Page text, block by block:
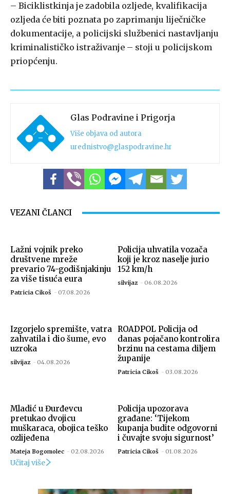
– Biciklistkinja je zadobila ozljede, kvalifikacija
ozljeda će biti poznata po zaprimanju liječničke
dokumentacije, a policijski službenici nastavljanju
kriminalističko istraživanje – stoji u policijskom
priopćenju.
Glas Podravine i Prigorja
Više objava od autora
urednistvo@glaspodravine.hr
VEZANI ČLANCI
Lažni vojnik preko
društvene mreže
prevario 74-godišnjakinju
za više tisuća eura
Patricia Cikoš - 07.08.2026
Policija uhvatila vozača
koji je kroz naselje jurio
152 km/h
silvijaz - 06.08.2026
Izgorjelo spremište, vatra
zahvatila i dio šume, evo
uzroka
silvijaz - 04.08.2026
ROADPOL Policija od
danas pojačano kontrolira
brzinu na cestama diljem
županije
Patricia Cikoš - 03.08.2026
Mladić u Đurđevcu
pretukao dvojicu
muškaraca, obojica teško
ozlijeđena
Mateja Bogomolec - 02.08.2026
Policija upozorava
građane: ‘Tijekom
kupanja budite odgovorni
i čuvajte svoju sigurnost’
Patricia Cikoš - 01.08.2026
Učitaj više